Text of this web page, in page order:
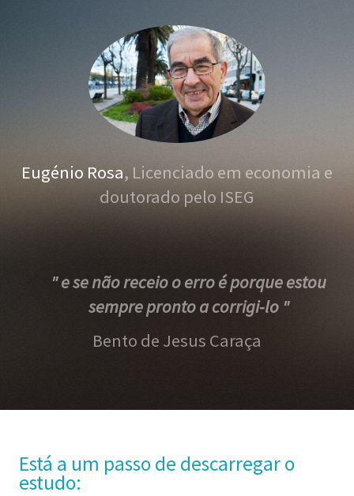
Eugénio Rosa, Licenciado em economia e
doutorado pelo ISEG
" e se não receio o erro é porque estou
sempre pronto a corrigi-lo "
Bento de Jesus Caraça
Está a um passo de descarregar o
estudo: